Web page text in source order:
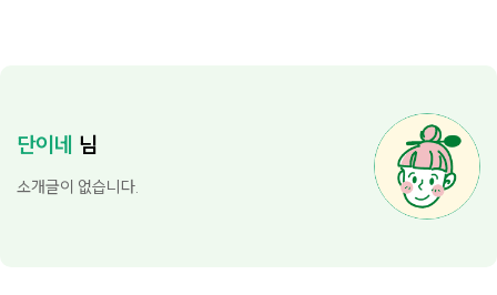
단이네 님
소개글이 없습니다.